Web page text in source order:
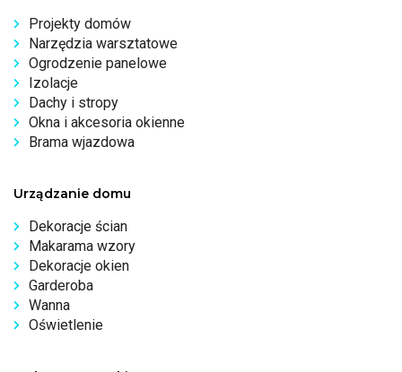
Projekty domów
Narzędzia warsztatowe
Ogrodzenie panelowe
Izolacje
Dachy i stropy
Okna i akcesoria okienne
Brama wjazdowa
Urządzanie domu
Dekoracje ścian
Makarama wzory
Dekoracje okien
Garderoba
Wanna
Oświetlenie